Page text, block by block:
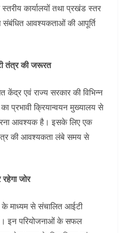
कार्यालयों तथा प्रखंड स्तर
आवश्यकताओं की आपूर्ति
तंत्र की जरूरत
केंद्र एवं राज्य सरकार की विभिन्न
का प्रभावी क्रियान्वयन मुख्यालय से
आवश्यक है। इसके लिए एक
की आवश्यकता लंबे समय से
जोर
के माध्यम से संचालित आईटी
है। इन परियोजनाओं के सफल